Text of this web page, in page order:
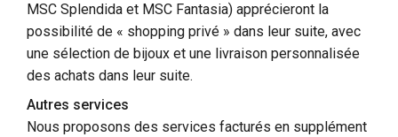
MSC Splendida et MSC Fantasia) apprécieront la
possibilité de « shopping privé » dans leur suite, avec
une sélection de bijoux et une livraison personnalisée
des achats dans leur suite.
Autres services
Nous proposons des services facturés en supplément